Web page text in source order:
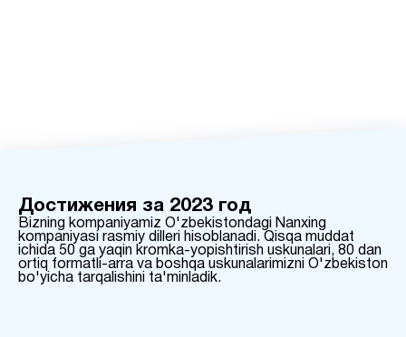
Достижения за 2023 год
Bizning kompaniyamiz O'zbekistondagi Nanxing
kompaniyasi rasmiy dilleri hisoblanadi. Qisqa muddat
ichida 50 ga yaqin kromka-yopishtirish uskunalari, 80 dan
ortiq formatli-arra va boshqa uskunalarimizni O'zbekiston
bo'yicha tarqalishini ta'minladik.